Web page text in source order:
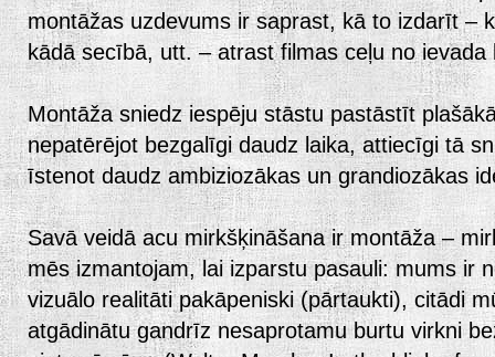
montāžas uzdevums ir saprast, kā to izdarīt –
kādā secībā, utt. – atrast filmas ceļu no ievada
Montāža sniedz iespēju stāstu pastāstīt
nepatērējot bezgalīgi daudz laika, attiecīgi tā
īstenot daudz ambiziozākas un grandiozākas
Savā veidā acu mirkšķināšana ir montāža –
mēs izmantojam, lai izparstu pasauli: mums ir
vizuālo realitāti pakāpeniski (pārtaukti), citādi
atgādinātu gandrīz nesaprotamu burtu virkni